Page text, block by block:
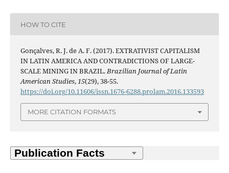
HOW TO CITE
Gonçalves, R. J. de A. F. (2017). EXTRATIVIST CAPITALISM
IN LATIN AMERICA AND CONTRADICTIONS OF LARGE-
SCALE MINING IN BRAZIL.Brazilian Journal of Latin
American Studies,15(29), 38-55.
https://doi.org/10.11606/issn.1676-6288.prolam.2016.133593
MORE CITATION FORMATS